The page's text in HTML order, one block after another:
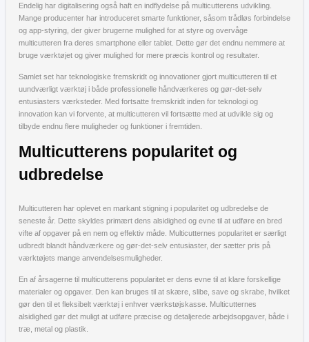
Endelig har digitalisering også haft en indflydelse på multicutterens udvikling.
Mange producenter har introduceret smarte funktioner, såsom trådløs forbindelse
og app-styring, der giver brugerne mulighed for at styre og overvåge
multicutteren fra deres smartphone eller tablet. Dette gør det endnu nemmere at
bruge værktøjet og giver mulighed for mere præcis kontrol og resultater.
Samlet set har teknologiske fremskridt og innovationer gjort multicutteren til et
uundværligt værktøj i både professionelle håndværkeres og gør-det-selv
entusiasters værksteder. Med fortsatte fremskridt inden for teknologi og
innovation kan vi forvente, at multicutteren vil fortsætte med at udvikle sig og
tilbyde endnu flere muligheder og funktioner i fremtiden.
Multicutterens popularitet og
udbredelse
Multicutteren har oplevet en markant stigning i popularitet og udbredelse de
seneste år. Dette skyldes primært dens alsidighed og evne til at udføre en bred
vifte af opgaver på en nem og effektiv måde. Multicutternes popularitet er særligt
udbredt blandt håndværkere og gør-det-selv entusiaster, der sætter pris på
værktøjets mange anvendelsesmuligheder.
En af årsagerne til multicutterens popularitet er dens evne til at klare forskellige
materialer og opgaver. Den kan bruges til at skære, slibe, save og skrabe, hvilket
gør den til et fleksibelt værktøj i enhver værkstøjskasse. Multicutternes
alsidighed gør det muligt at udføre præcise og detaljerede arbejdsopgaver, både i
træ, metal og plastik.